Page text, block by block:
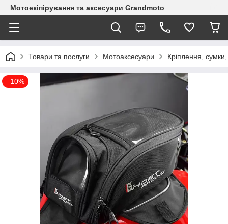
Мотоекіпірування та аксесуари Grandmoto
Товари та послуги Мотоаксесуари Кріплення,
–10%